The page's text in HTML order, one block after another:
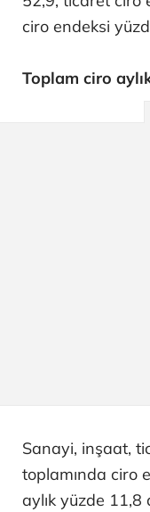
ciro endeksi
Toplam ciro
Sanayi, inşaat,
toplamında ciro
aylık yüzde 11,8